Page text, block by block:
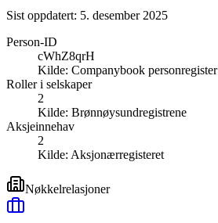
Sist oppdatert: 5. desember 2025
Person-ID
cWhZ8qrH
Kilde: Companybook personregister
Roller i selskaper
2
Kilde: Brønnøysundregistrene
Aksjeinnehav
2
Kilde: Aksjonærregisteret
Nøkkelrelasjoner